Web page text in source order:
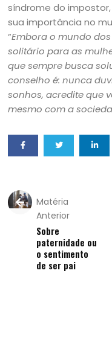
síndrome do
sua importância no
“Embora o mundo
solitário para as
que sempre busca
conselho é: nunca
sonhos, acredite que
mesmo com a
Matéria
Anterior
Sobre
paternidade ou
o sentimento
de ser pai